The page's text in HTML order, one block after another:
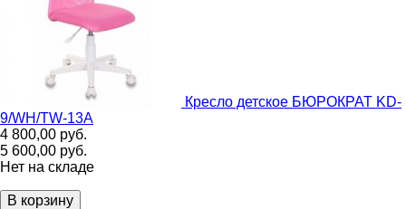
Кресло детское БЮРОКРАТ KD-
9/WH/TW-13A
4 800,00 руб.
5 600,00 руб.
Нет на складе
В корзину